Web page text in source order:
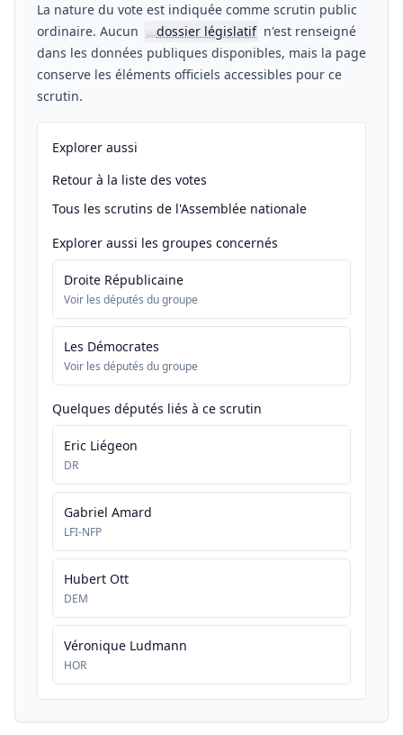
La nature du vote est indiquée comme scrutin public
ordinaire. Aucun
📖dossier législatif n'est renseigné
dans les données publiques disponibles, mais la page
conserve les éléments officiels accessibles pour ce
scrutin.
Explorer aussi
Retour à la liste des votes
Tous les scrutins de l'Assemblée nationale
Explorer aussi les groupes concernés
Droite Républicaine
Voir les députés du groupe
Les Démocrates
Voir les députés du groupe
Quelques députés liés à ce scrutin
Eric Liégeon
DR
Gabriel Amard
LFI-NFP
Hubert Ott
DEM
Véronique Ludmann
HOR